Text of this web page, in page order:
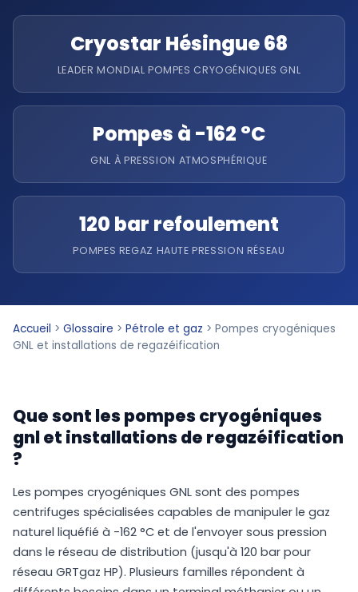
Cryostar Hésingue 68
LEADER MONDIAL POMPES CRYOGÉNIQUES GNL
Pompes à -162 °C
GNL À PRESSION ATMOSPHÉRIQUE
120 bar refoulement
POMPES REGAZ HAUTE PRESSION RÉSEAU
Accueil > Glossaire > Pétrole et gaz > Pompes cryogéniques
GNL et installations de regazéification
Que sont les pompes cryogéniques
gnl et installations de regazéification
?
Les pompes cryogéniques GNL sont des pompes
centrifuges spécialisées capables de manipuler le gaz
naturel liquéfié à -162 °C et de l'envoyer sous pression
dans le réseau de distribution (jusqu'à 120 bar pour
réseau GRTgaz HP). Plusieurs familles répondent à